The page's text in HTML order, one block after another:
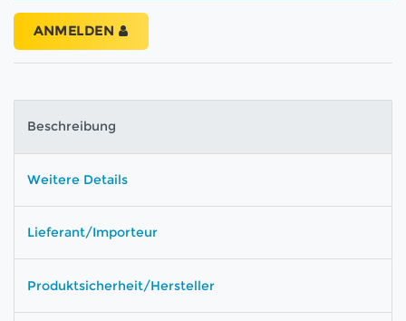
ANMELDEN
Beschreibung
Weitere Details
Lieferant/Importeur
Produktsicherheit/Hersteller